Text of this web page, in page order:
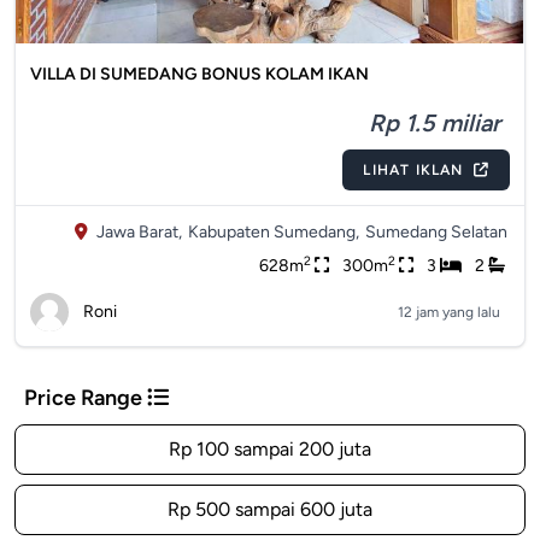
VILLA DI SUMEDANG BONUS KOLAM IKAN
Rp 1.5 miliar
LIHAT IKLAN
Jawa Barat, Kabupaten Sumedang, Sumedang Selatan
628m2 300m2 3 2
Roni 12 jam yang lalu
Price Range
Rp 100 sampai 200 juta
Rp 500 sampai 600 juta